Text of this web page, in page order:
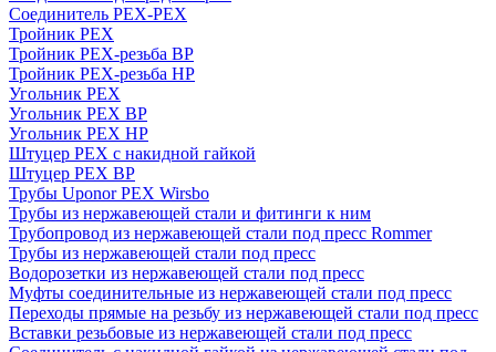
Соединитель PEX-PEX
Тройник PEX
Тройник PEX-резьба ВР
Тройник PEX-резьба НР
Угольник PEX
Угольник PEX ВР
Угольник PEX НР
Штуцер PEX c накидной гайкой
Штуцер PEX ВР
Трубы Uponor PEX Wirsbo
Трубы из нержавеющей стали и фитинги к ним
Трубопровод из нержавеющей стали под пресс Rommer
Трубы из нержавеющей стали под пресс
Водорозетки из нержавеющей стали под пресс
Муфты соединительные из нержавеющей стали под пресс
Переходы прямые на резьбу из нержавеющей стали под пресс
Вставки резьбовые из нержавеющей стали под пресс